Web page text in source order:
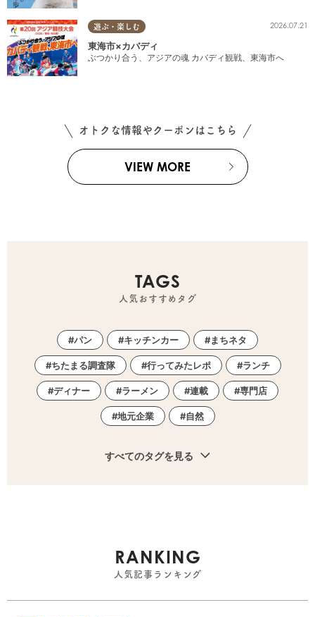
遊ぶ・楽しむ 2026.07.21
東海市×カバディ
ぶつかり合う、アジアの魂 カバディ観戦、東海市へ
オトクな情報やクーポンはこちら
VIEW MORE
TAGS
人気おすすめタグ
パン キッチンカー まちネタ
ちたまる調査隊 行ってみたレポ ランチ
ディナー ラーメン 連載 専門店
地元企業 自然
すべてのタグを見る
RANKING
人気記事ランキング